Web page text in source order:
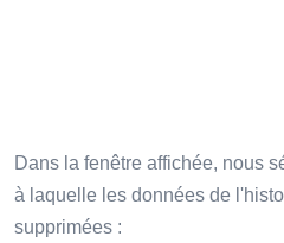
Dans la fenêtre affichée, nous
à laquelle les données de
supprimées :